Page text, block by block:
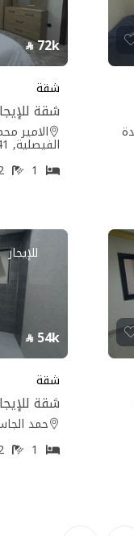
72k
شقة
شقة
الامير
الفيصلية, 23441, جدة
2
للإيجار
54k
شقة
شقة
حمد الجاسر,
2